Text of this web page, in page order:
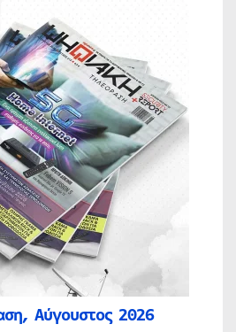
Αύγουστος 2026